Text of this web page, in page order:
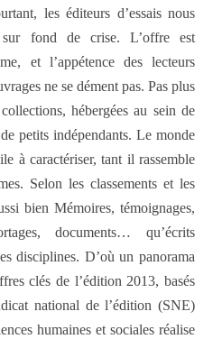
les éditeurs d’essais nous
fond de crise. L’offre est
et l’appétence des lecteurs
ne se dément pas. Pas plus
hébergées au sein de
petits indépendants. Le monde
à caractériser, tant il rassemble
Selon les classements et les
bien Mémoires, témoignages,
documents… qu’écrits
disciplines. D’où un panorama
clés de l’édition 2013, basés
national de l’édition (SNE)
humaines et sociales réalise